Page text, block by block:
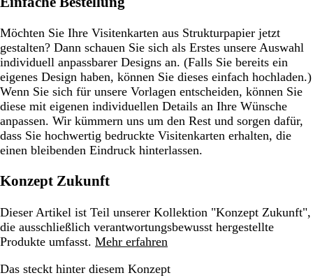
Möchten Sie Ihre Visitenkarten aus Strukturpapier jetzt
gestalten? Dann schauen Sie sich als Erstes unsere Auswahl
individuell anpassbarer Designs an. (Falls Sie bereits ein
eigenes Design haben, können Sie dieses einfach hochladen.)
Wenn Sie sich für unsere Vorlagen entscheiden, können Sie
diese mit eigenen individuellen Details an Ihre Wünsche
anpassen. Wir kümmern uns um den Rest und sorgen dafür,
dass Sie hochwertig bedruckte Visitenkarten erhalten, die
einen bleibenden Eindruck hinterlassen.
Konzept Zukunft
Dieser Artikel ist Teil unserer Kollektion "Konzept Zukunft",
die ausschließlich verantwortungsbewusst hergestellte
Produkte umfasst. Mehr erfahren
Das steckt hinter diesem Konzept